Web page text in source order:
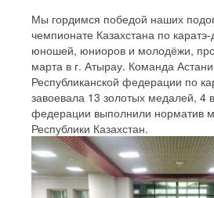
Мы гордимся победой наших
чемпионате Казахстана по
юношей, юниоров и молодёжи,
марта в г. Атырау. Команда
Республиканской федерации по
завоевала 13 золотых медалей, 4
федерации выполнили норматив
Республики Казахстан.